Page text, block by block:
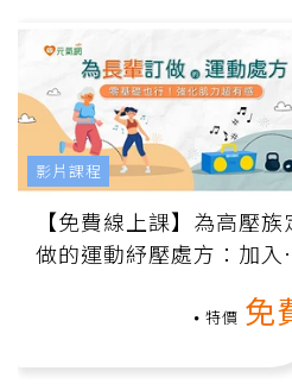
【免費線上課】為高壓族
做的運動紓壓處方：加入
特價 免
影片課程